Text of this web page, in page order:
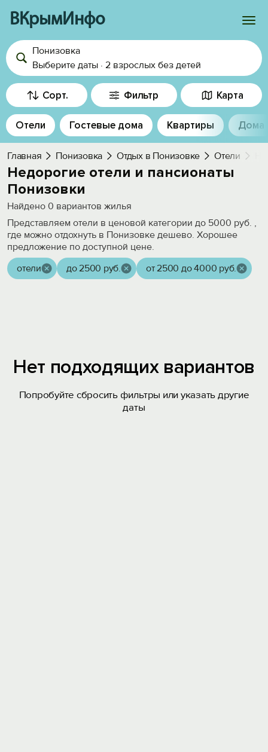
ВКрымИнфо
Войти
Избранное
История просмотра
Добавить свой объект
Понизовка
Выберите даты · 2 взрослых без детей
Сорт. Фильтр Карта
Отели Гостевые дома Квартиры Дома
Главная Понизовка Отдых в Понизовке Отели
Недорогие отели и пансионаты
Понизовки
Найдено 0 вариантов жилья
Представляем отели в ценовой категории до 5000 руб. ,
где можно отдохнуть в Понизовке дешево. Хорошее
предложение по доступной цене.
отели
до 2500 руб. от 2500 до 4000 руб.
Нет подходящих вариантов
Попробуйте сбросить фильтры или указать другие
даты